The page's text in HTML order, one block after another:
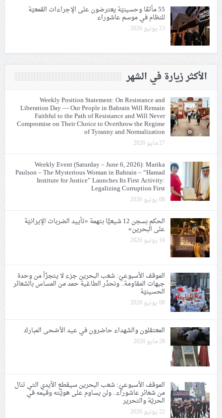
55 مأتمًا وحسينيّة يعترضون على الإجراءات القمعيّة
للنظام في موسم عاشوراء
23 يونيو 2026
الأكثر زيارة في الشهر
Weekly Position Statement: On Resistance and
Liberation Day — Our People in Bahrain Will Remain
Faithful to the Path of Resistance and Will Never
Compromise on Their Choice to Overthrow the Regime
of Tyranny and Normalization
27 مايو 2026
Weekly Event (Saturday – June 6, 2026): Marika
Paulson – The Mysterious Woman in Bahrain – “Hamad
Institute for Justice” Launches Its First Activity:
Legalizing Corruption First
08 يونيو 2026
الحكم بسجن 12 شيعيًّا بتهمة «تأييد الضربات الإيرانيّة
على البحرين»
16 يونيو 2026
الموقف الأسبوعيّ: شعب البحرين جزء لا يتجزّأ من وحدة
جبهات المقاومة.. ونحذّر الطاغية حمد من المساس بالشعائر
الحسينيّة
08 يونيو 2026
المعتقلون والشهداء حاضرون في عيد الأضحى المبارك
28 مايو 2026
الموقف الأسبوعيّ: شعب البحرين سيقطع الأيدي التي تنال
من شعائر عاشوراء.. ولن يساوم على هويّته وقيمه في
الحريّة والتحرير
22 يونيو 2026